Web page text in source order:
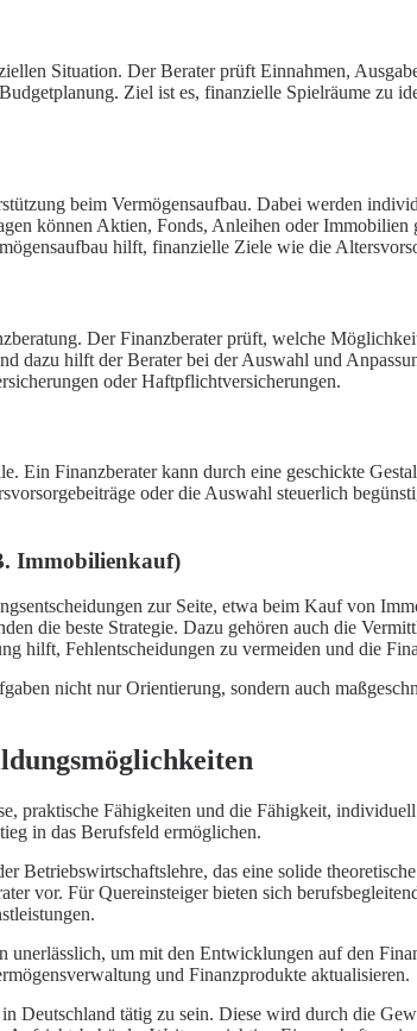
Situation. Der Berater prüft Einnahmen,
Ziel ist es, finanzielle Spielräume zu
beim Vermögensaufbau. Dabei werden
können Aktien, Fonds, Anleihen oderImmobilien
hilft, finanzielle Ziele wie die
Der Finanzberater prüft, welche
dazu hilft der Berater bei der Auswahl und
oder Haftpflichtversicherungen.
Ein Finanzberater kann durch eine geschickte
oder die Auswahl steuerlich
Immobilienkauf)
zur Seite, etwa beim Kauf von
die beste Strategie. Dazu gehören auch die
hilft, Fehlentscheidungen zu vermeiden und die
nicht nur Orientierung, sondern auch
praktische Fähigkeiten und die Fähigkeit,
in das Berufsfeld ermöglichen.
Betriebswirtschaftslehre, das eine solide
vor. Für Quereinsteiger bieten sich
um mit den Entwicklungen auf den
und Finanzprodukte aktualisieren.
Deutschland tätig zu sein. Diese wird durch die